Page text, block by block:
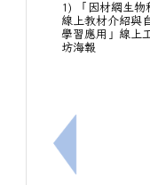
上一筆：[閱
1) 「因材網生物
線上教材介紹與
學習應用」線上
坊海報